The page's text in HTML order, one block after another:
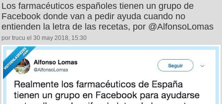
Los farmacéuticos españoles tienen un grupo de
Facebook donde van a pedir ayuda cuando no
entienden la letra de las recetas, por @AlfonsoLomas
por trucu el 30 may 2018, 15:30